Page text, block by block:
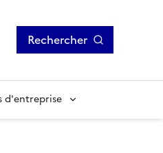
Rechercher
d'entreprise